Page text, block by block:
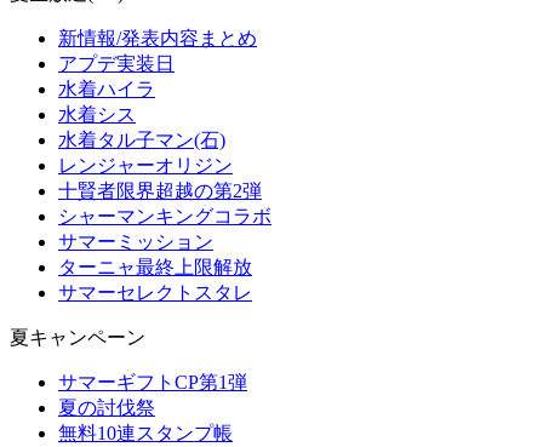
新情報/発表内容まとめ
アプデ実装日
水着ハイラ
水着シス
水着タル子マン(石)
レンジャーオリジン
十賢者限界超越の第2弾
シャーマンキングコラボ
サマーミッション
ターニャ最終上限解放
サマーセレクトスタレ
夏キャンペーン
サマーギフトCP第1弾
夏の討伐祭
無料10連スタンプ帳